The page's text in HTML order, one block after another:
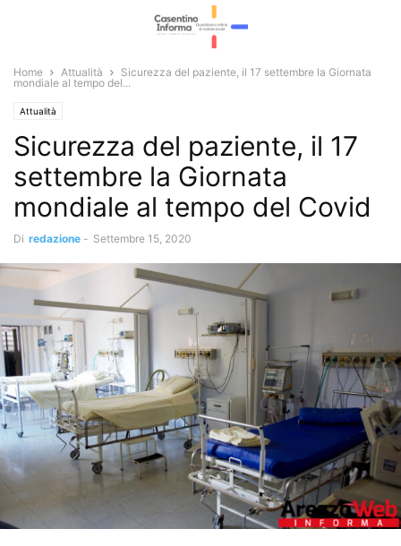
Home Attualità
Sicurezza del paziente, il 17 settembre la Giornata
mondiale al tempo del...
Attualità
Sicurezza del paziente, il 17
settembre la Giornata
mondiale al tempo del Covid
Di redazione - Settembre 15, 2020